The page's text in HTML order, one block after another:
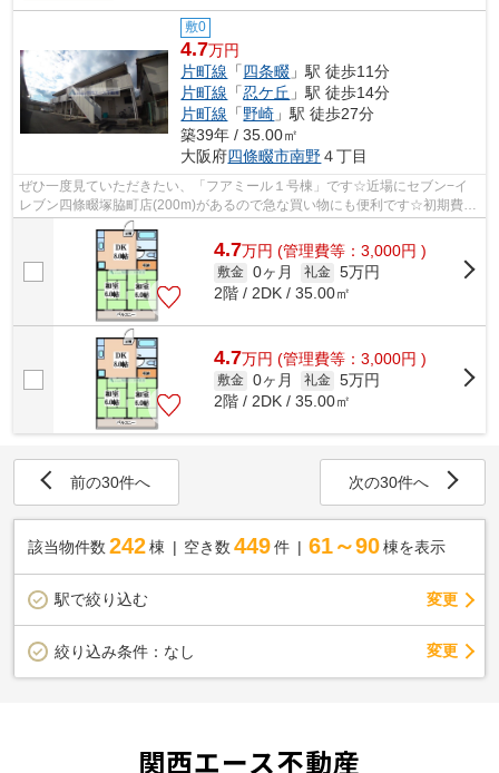
敷0
4.7万円
片町線 「四条畷 」駅 徒歩11分
片町線 「忍ケ丘 」駅 徒歩14分
片町線 「野崎 」駅 徒歩27分
築39年 / 35.00㎡
大阪府四條畷市南野４丁目
ぜひ一度見ていただきたい、「フアミール１号棟」です☆近場にセブン−イ
レブン四條畷塚脇町店(200m)があるので急な買い物にも便利です☆初期費用
のカード決済で、現金を用意する手間が省...
4.7万円 (管理費等：3,000円 )
敷金 0ヶ月 礼金 5万円
2階 / 2DK / 35.00㎡
4.7万円 (管理費等：3,000円 )
敷金 0ヶ月 礼金 5万円
2階 / 2DK / 35.00㎡
前の30件へ 次の30件へ
該当物件数 242棟 空き数 449 件 61～90 棟を表示
駅で絞り込む 変更
絞り込み条件： なし 変更
関西エース不動産